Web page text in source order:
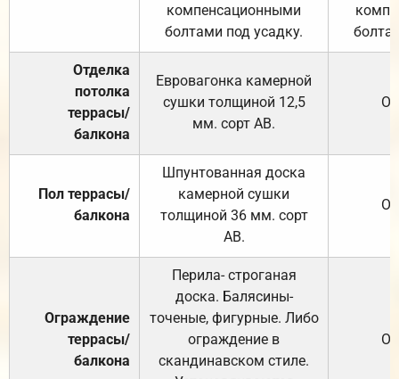
компенсационными
болтами под усадку.
Отделка
потолка
террасы/
балкона
Евровагонка камерной
сушки толщиной 12,5
мм. сорт АВ.
Пол террасы/
балкона
Шпунтованная доска
камерной сушки
толщиной 36 мм. сорт
АВ.
Ограждение
террасы/
балкона
Перила- строганая
доска. Балясины-
точеные, фигурные. Либо
ограждение в
скандинавском стиле.